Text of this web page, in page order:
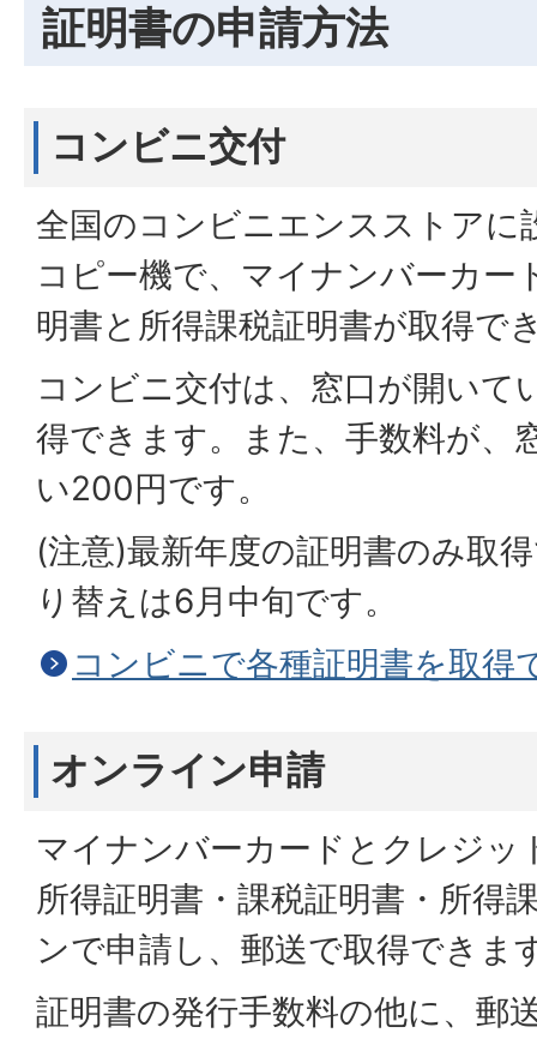
証明書の申請方法
コンビニ交付
全国のコンビニエンスストアに
コピー機で、マイナンバーカー
明書と所得課税証明書が取得で
コンビニ交付は、窓口が開いて
得できます。また、手数料が、
い200円です。
(注意)最新年度の証明書のみ取
り替えは6月中旬です。
コンビニで各種証明書を取得
オンライン申請
マイナンバーカードとクレジッ
所得証明書・課税証明書・所得
ンで申請し、郵送で取得できま
証明書の発行手数料の他に、郵